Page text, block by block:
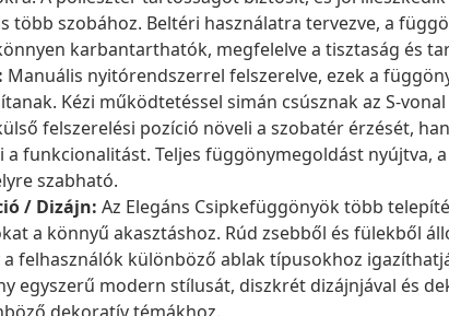
több szobához. Beltéri használatra tervezve, a
karbantarthatók, megfelelve a tisztaság és
Manuális nyitórendszerrel felszerelve, ezek a
Kézi működtetéssel simán csúsznak az S-
felszerelési pozíció növeli a szobatér érzését,
a funkcionalitást. Teljes függönymegoldást nyújtva,
szabható.
/ Dizájn: Az Elegáns Csipkefüggönyök több
a könnyű akasztáshoz. Rúd zsebből és fülekből
felhasználók különböző ablak típusokhoz
egyszerű modern stílusát, diszkrét dizájnjával és